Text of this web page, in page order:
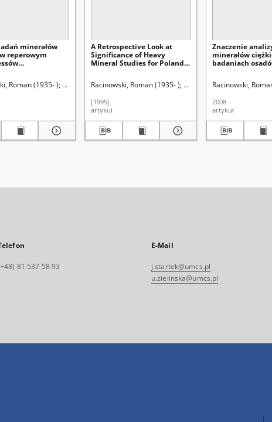
Skłodowskiej (Lublin) Łanczont, Maria. Red.
minerałów
reperowym
wyników
Roman (1935- ) Dolecki, Leopold (1937- ) Uniwersytet Marii Curie-Skłodowskiej
A Retrospective Look at
Significance of Heavy
Mineral Studies for Poland’s
Racinowski, Roman (1935- ) Uniwersytet Marii Curie-
[1995]
artykuł
Znaczenie
minerałów
badaniach
Racinowski,
2008
artykuł
81 537 58 93
E-Mail
j.startek@umcs.pl
u.zielinska@umcs.pl